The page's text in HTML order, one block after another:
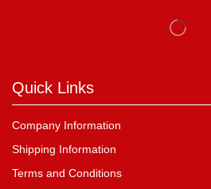
Quick Links
Company Information
Shipping Information
Terms and Conditions